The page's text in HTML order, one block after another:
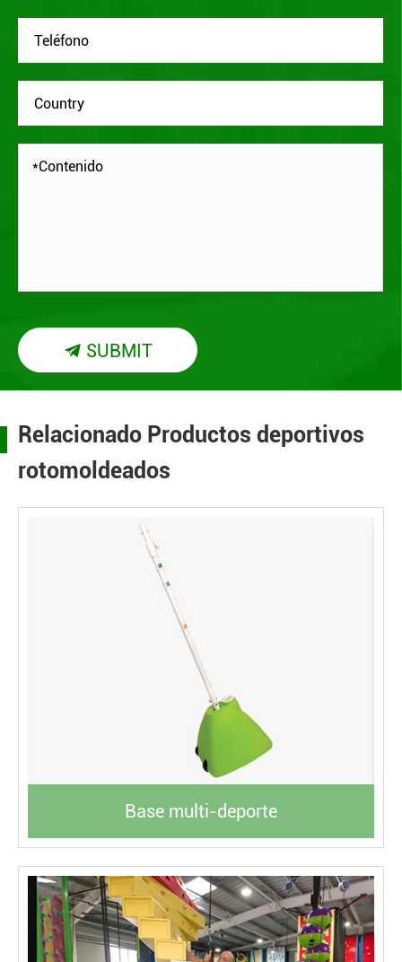
 SUBMIT
Relacionado Productos deportivos
rotomoldeados
Base multi-deporte